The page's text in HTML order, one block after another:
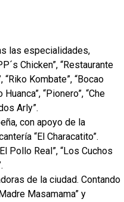
las especialidades,
Chicken”, “Restaurante
Kombate”, “Bocao
“Pionero”, “Che
Arly”.
con apoyo de la
“El Characatito”.
Pollo Real”, “Los Cuchos
de la ciudad. Contando
Masamama” y